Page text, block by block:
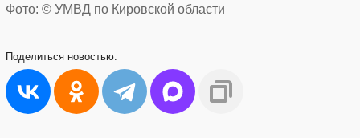
Фото: © УМВД по Кировской области
Поделиться новостью: